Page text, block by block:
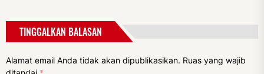
TINGGALKAN BALASAN
Alamat email Anda tidak akan dipublikasikan. Ruas yang wajib